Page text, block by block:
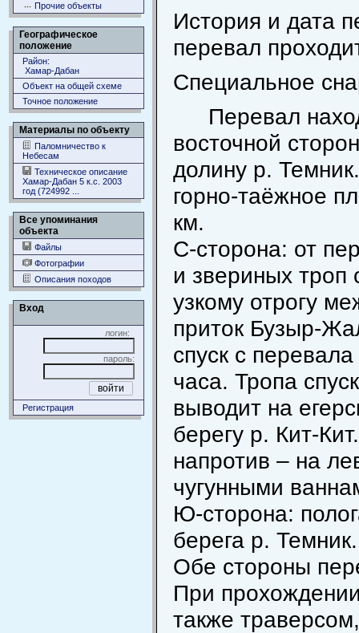
Прочие объекты
Географическое
положение
Район:
Хамар-Дабан
Объект на общей схеме
Точное положение
Материалы по объекту
Паломничество к
Небесам
Техническое описание
Хамар-Дабан 5 к.с. 2003
год (724992 ...
Все упоминания
объекта
Файлы
Фотографии
Описания походов
Вход
логин:
пароль:
Регистрация
История и дата
перевал
Специальное
Перевал
восточной
долину р.
горно-таёжное
км.
С-сторона: от
и звериных троп
узкому отрогу
приток Бузыр-
спуск с
часа. Тропа
выводит на
берегу р. Кит-
напротив – на
чугунными
Ю-сторона:
берега р. Темник.
Обе стороны
При
также